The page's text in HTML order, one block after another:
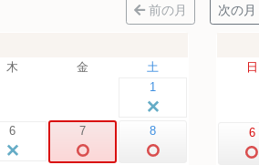
前の月 次の月
木 金
土
1
6 7 8
日
6